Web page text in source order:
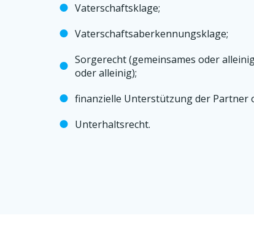
Vaterschaftsklage;
Vaterschaftsaberkennungsklage;
Sorgerecht (gemeinsames oder
oder alleinig);
finanzielle Unterstützung der Partner
Unterhaltsrecht.